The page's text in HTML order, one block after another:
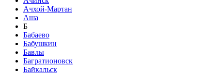
Ачхой-Мартан
Аша
Б
Бабаево
Бабушкин
Бавлы
Багратионовск
Байкальск